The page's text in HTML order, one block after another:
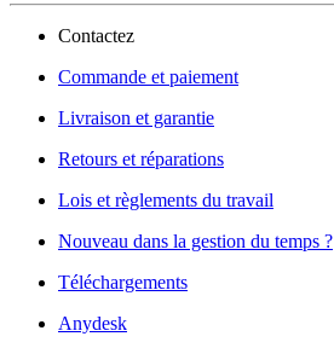
Contactez
Commande et paiement
Livraison et garantie
Retours et réparations
Lois et règlements du travail
Nouveau dans la gestion du temps ?
Téléchargements
Anydesk